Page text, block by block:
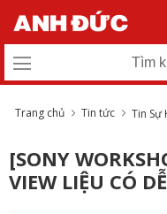
Trang chủ Tin tức Tin Sự
[SONY
VIEW LIỆU CÓ